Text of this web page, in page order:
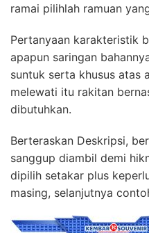
ramai pilihlah ramuan
Pertanyaan karakteristik
apapun saringan
suntuk serta khusus atas
melewati itu rakitan
dibutuhkan.
Berteraskan Deskripsi,
sanggup diambil demi
dipilih setakar plus
masing, selanjutnya